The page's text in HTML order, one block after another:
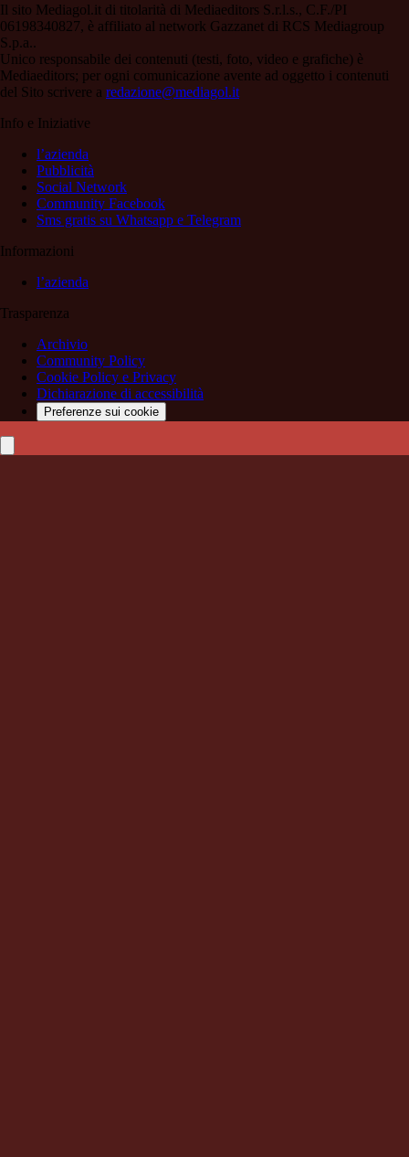
Il sito Mediagol.it di titolarità di Mediaeditors S.r.l.s., C.F./PI
06198340827, è affiliato al network Gazzanet di RCS Mediagroup
S.p.a..
Unico responsabile dei contenuti (testi, foto, video e grafiche) è
Mediaeditors; per ogni comunicazione avente ad oggetto i contenuti
del Sito scrivere a redazione@mediagol.it
Info e Iniziative
l’azienda
Pubblicità
Social Network
Community Facebook
Sms gratis su Whatsapp e Telegram
Informazioni
l’azienda
Trasparenza
Archivio
Community Policy
Cookie Policy e Privacy
Dichiarazione di accessibilità
Preferenze sui cookie